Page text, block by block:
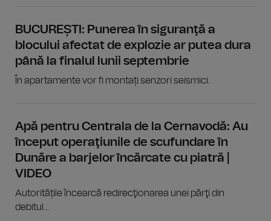
BUCUREȘTI: Punerea în siguranţă a
blocului afectat de explozie ar putea dura
până la finalul lunii septembrie
În apartamente vor fi montați senzori seismici.
Apă pentru Centrala de la Cernavodă: Au
început operaţiunile de scufundare în
Dunăre a barjelor încărcate cu piatră |
VIDEO
Autoritățile încearcă redirecţionarea unei părţi din
debitul...